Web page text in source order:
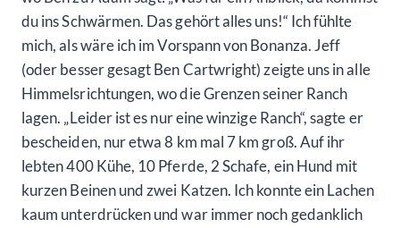
du ins Schwärmen. Das gehört alles uns!“ Ich fühlte
mich, als wäre ich im Vorspann von Bonanza. Jeff
(oder besser gesagt Ben Cartwright) zeigte uns in alle
Himmelsrichtungen, wo die Grenzen seiner Ranch
lagen. „Leider ist es nur eine winzige Ranch“, sagte er
bescheiden, nur etwa 8 km mal 7 km groß. Auf ihr
lebten 400 Kühe, 10 Pferde, 2 Schafe, ein Hund mit
kurzen Beinen und zwei Katzen. Ich konnte ein Lachen
kaum unterdrücken und war immer noch gedanklich